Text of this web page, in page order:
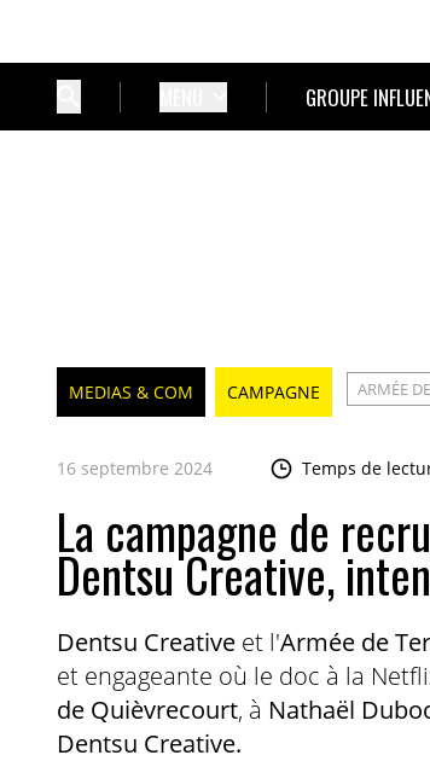
GROUPE
MEDIAS & COM CAMPAGNE ARMÉE
16 septembre 2024 Temps de
La campagne de
Dentsu Creative,
Dentsu Creativeet l'Armée de
et engageante où le doc à la
de Quièvrecourt, à Nathaël
Dentsu Creative.